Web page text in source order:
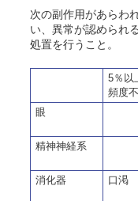
次の副作用があらわ
い、異常が認められ
処置を行うこと。
5％以
頻度
眼
精神神経系
消化器
口渇